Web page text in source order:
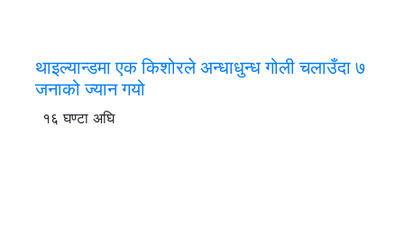
थाइल्यान्डमा एक किशोरले अन्धाधुन्ध गोली चलाउँदा ७
जनाको ज्यान गयो
१६ घण्टा अघि